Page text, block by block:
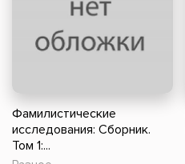
Фамилистические
исследования: Сборник.
Том 1:...